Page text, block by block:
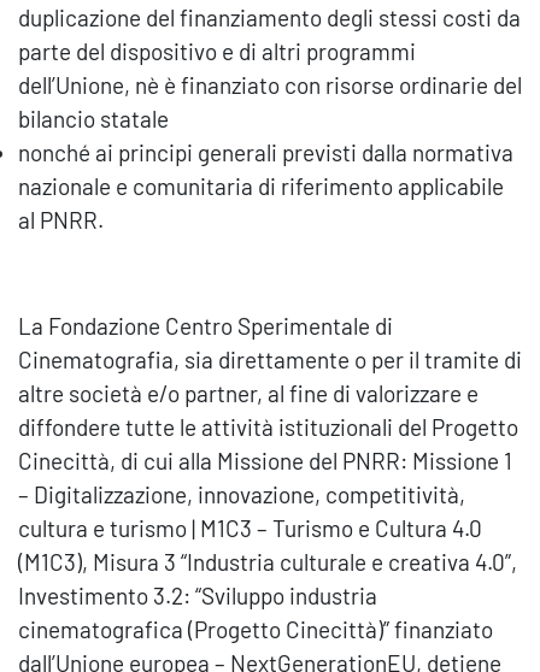
duplicazione del finanziamento degli stessi costi da
parte del dispositivo e di altri programmi
dell’Unione, nè è finanziato con risorse ordinarie del
bilancio statale
nonché ai principi generali previsti dalla normativa
nazionale e comunitaria di riferimento applicabile
al PNRR.
La Fondazione Centro Sperimentale di
Cinematografia, sia direttamente o per il tramite di
altre società e/o partner, al fine di valorizzare e
diffondere tutte le attività istituzionali del Progetto
Cinecittà, di cui alla Missione del PNRR: Missione 1
– Digitalizzazione, innovazione, competitività,
cultura e turismo | M1C3 – Turismo e Cultura 4.0
(M1C3), Misura 3 “Industria culturale e creativa 4.0”,
Investimento 3.2: “Sviluppo industria
cinematografica (Progetto Cinecittà)” finanziato
dall’Unione europea – NextGenerationEU, detiene